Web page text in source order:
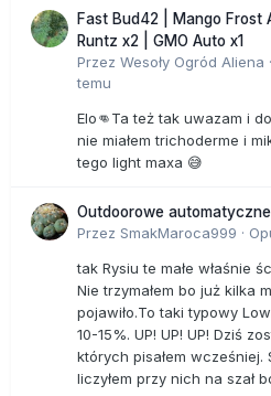
Fast Bud42 | Mango Frost
Runtz x2 | GMO Auto x1
Przez Wesoły Ogród Aliena ·
temu
Elo👊Ta też tak uwazam i
nie miałem trichoderme i
tego light maxa 😅
Outdoorowe
Przez SmakMaroca999 ·
tak Rysiu te małe właśnie
Nie trzymałem bo już kilka
pojawiło.To taki typowy
10-15%. UP! UP! UP! Dziś
których pisałem
liczyłem przy nich na szał